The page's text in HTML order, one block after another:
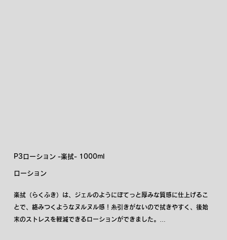
P3ローション -楽拭- 1000ml
ローション
楽拭（らくふき）は、ジェルのようにぼてっと厚みな質感に仕上げるこ
とで、絡みつくようなヌルヌル感！糸引きがないので拭きやすく、後始
末のストレスを軽減できるローションができました。